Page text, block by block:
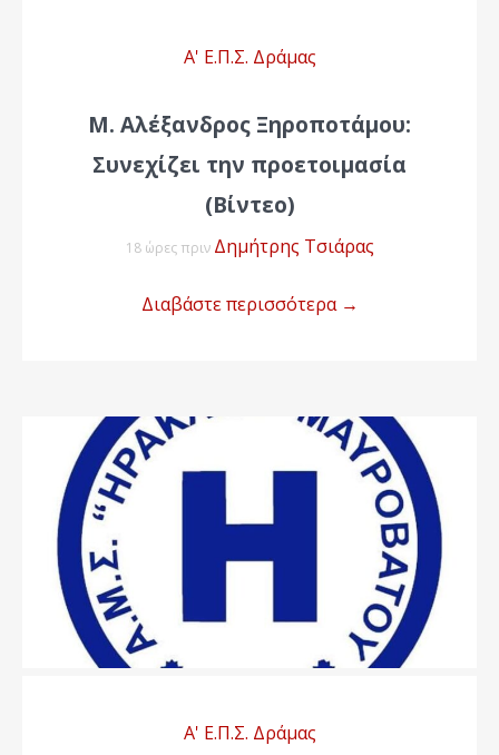
Α' Ε.Π.Σ. Δράμας
Μ. Αλέξανδρος Ξηροποτάμου:
Συνεχίζει την προετοιμασία
(Βίντεο)
18 ώρες πριν Δημήτρης Τσιάρας
Διαβάστε περισσότερα →
Α' Ε.Π.Σ. Δράμας